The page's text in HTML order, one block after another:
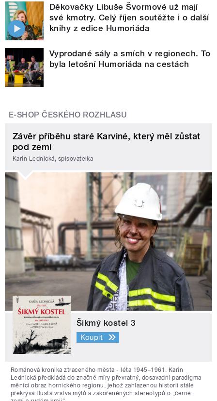
Děkovačky Libuše Švormové už mají
své kmotry. Celý říjen soutěžte i o další
knihy z edice Humoriáda
Vyprodané sály a smích v regionech. To
byla letošní Humoriáda na cestách
E-SHOP ČESKÉHO ROZHLASU
Závěr příběhu staré Karviné, který měl zůstat
pod zemí
Karin Lednická, spisovatelka
Šikmý kostel 3
Koupit
Románová kronika ztraceného města - léta 1945–1961. Karin
Lednická předkládá do značné míry převratný, dosavadní paradigma
měnící obraz hornického regionu, jehož zahlazenou historii stále
překrývá tlustá vrstva mýtů a zakořeněných stereotypů o „černé